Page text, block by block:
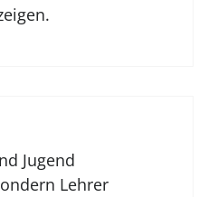
Jugend
Lehrer